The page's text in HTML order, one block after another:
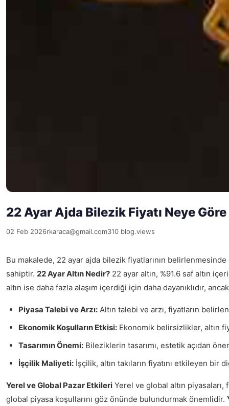
22 Ayar Ajda Bilezik Fiyatı Neye
02 Feb 2026rkaraca@gmail.com310 blog.views
Bu makalede, 22 ayar ajda bilezik fiyatlarının
sahiptir. 22 Ayar Altın Nedir? 22 ayar altın, %91.6 saf altın
altın ise daha fazla alaşım içerdiği için daha dayanıklıdır,
Piyasa Talebi ve Arzı: Altın talebi ve arzı, fiyatların
Ekonomik Koşulların Etkisi: Ekonomik belirsizlikler, altın
Tasarımın Önemi: Bileziklerin tasarımı, estetik açıdan
İşçilik Maliyeti: İşçilik, altın takıların fiyatını etkileyen
Yerel ve Global Pazar Etkileri Yerel ve global altın
global piyasa koşullarını göz önünde bulundurmak önemlidir.